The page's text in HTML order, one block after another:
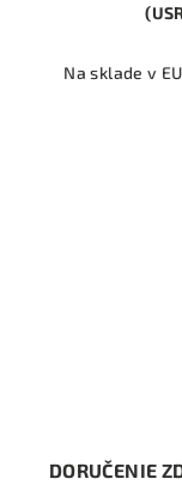
Na sklade v
DORUČENIE